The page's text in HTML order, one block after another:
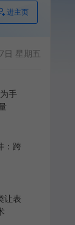
进主页
日 星期五
手
：跨
让表